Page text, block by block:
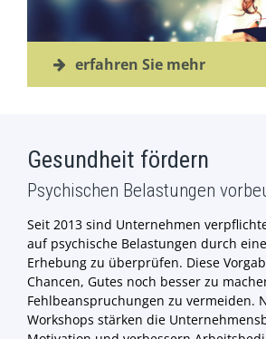
erfahren Sie mehr
Gesundheit fördern
Psychischen Belastungen
Seit 2013 sind Unternehmen
auf psychische Belastungen durch
Erhebung zu überprüfen. Diese
Chancen, Gutes noch besser zu
Fehlbeanspruchungen zu vermeiden.
Workshops stärken die